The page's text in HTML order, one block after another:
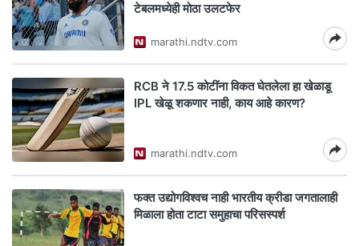
टेबलमध्येही मोठा उलटफेर
marathi.ndtv.com
RCB ने 17.5 कोटींना विकत घेतलेला हा खेळाडू
IPL खेळू शकणार नाही, काय आहे कारण?
marathi.ndtv.com
फक्त उद्योगविश्वच नाही भारतीय क्रीडा जगतालाही
मिळाला होता टाटा समुहाचा परिसस्पर्श